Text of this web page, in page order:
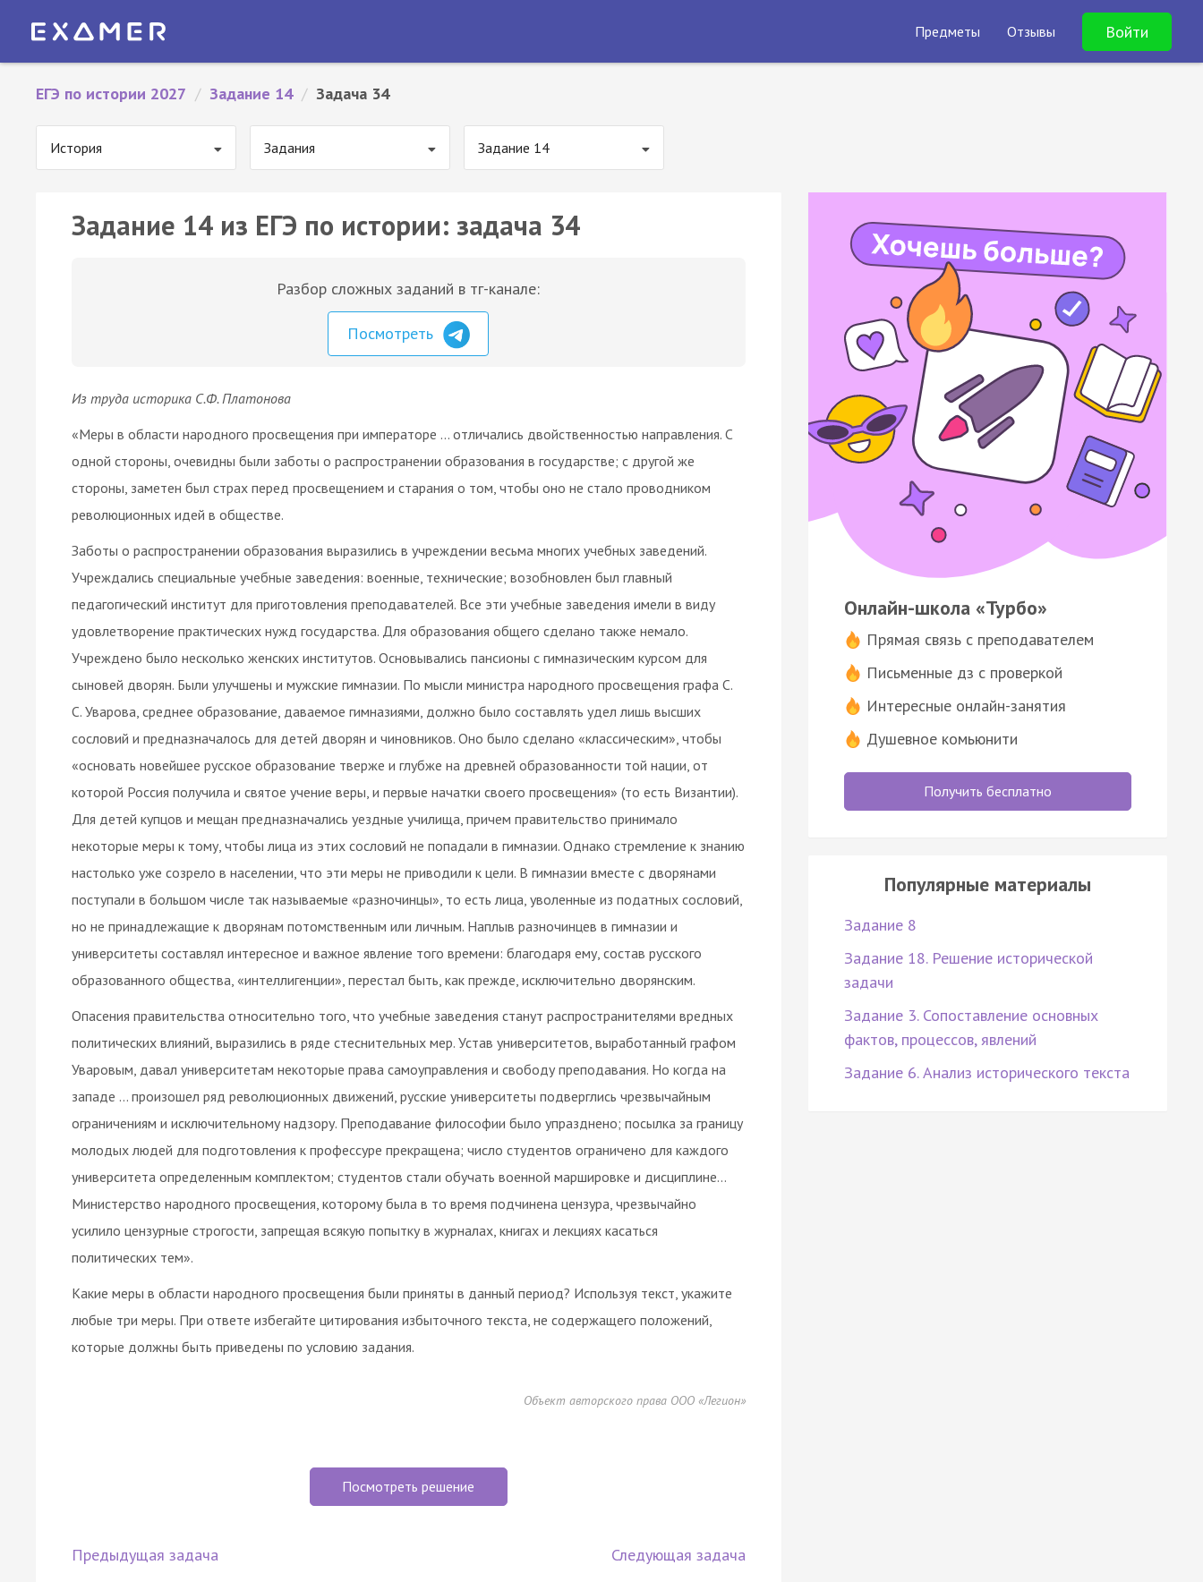
Предметы Отзывы Войти
ЕГЭ по истории 2027 / Задание 14 / Задача 34
История Задания Задание 14
Задание 14 из ЕГЭ по истории: задача 34
Разбор сложных заданий в тг-канале:
Посмотреть
Из труда историка С.Ф. Платонова
«Меры в области народного просвещения при императоре … отличались двойственностью направления. С
одной стороны, очевидны были заботы о распространении образования в государстве; с другой же
стороны, заметен был страх перед просвещением и старания о том, чтобы оно не стало проводником
революционных идей в обществе.
Заботы о распространении образования выразились в учреждении весьма многих учебных заведений.
Учреждались специальные учебные заведения: военные, технические; возобновлен был главный
педагогический институт для приготовления преподавателей. Все эти учебные заведения имели в виду
удовлетворение практических нужд государства. Для образования общего сделано также немало.
Учреждено было несколько женских институтов. Основывались пансионы с гимназическим курсом для
сыновей дворян. Были улучшены и мужские гимназии. По мысли министра народного просвещения графа С.
С. Уварова, среднее образование, даваемое гимназиями, должно было составлять удел лишь высших
сословий и предназначалось для детей дворян и чиновников. Оно было сделано «классическим», чтобы
«основать новейшее русское образование тверже и глубже на древней образованности той нации, от
которой Россия получила и святое учение веры, и первые начатки своего просвещения» (то есть Византии).
Для детей купцов и мещан предназначались уездные училища, причем правительство принимало
некоторые меры к тому, чтобы лица из этих сословий не попадали в гимназии. Однако стремление к знанию
настолько уже созрело в населении, что эти меры не приводили к цели. В гимназии вместе с дворянами
поступали в большом числе так называемые «разночинцы», то есть лица, уволенные из податных сословий,
но не принадлежащие к дворянам потомственным или личным. Наплыв разночинцев в гимназии и
университеты составлял интересное и важное явление того времени: благодаря ему, состав русского
образованного общества, «интеллигенции», перестал быть, как прежде, исключительно дворянским.
Опасения правительства относительно того, что учебные заведения станут распространителями вредных
политических влияний, выразились в ряде стеснительных мер. Устав университетов, выработанный графом
Уваровым, давал университетам некоторые права самоуправления и свободу преподавания. Но когда на
западе … произошел ряд революционных движений, русские университеты подверглись чрезвычайным
ограничениям и исключительному надзору. Преподавание философии было упразднено; посылка за границу
молодых людей для подготовления к профессуре прекращена; число студентов ограничено для каждого
университета определенным комплектом; студентов стали обучать военной маршировке и дисциплине…
Министерство народного просвещения, которому была в то время подчинена цензура, чрезвычайно
усилило цензурные строгости, запрещая всякую попытку в журналах, книгах и лекциях касаться
политических тем».
Какие меры в области народного просвещения были приняты в данный период? Используя текст, укажите
любые три меры. При ответе избегайте цитирования избыточного текста, не содержащего положений,
которые должны быть приведены по условию задания.
Объект авторского права ООО «Легион»
Посмотреть решение
Предыдущая задача Следующая задача
Онлайн-школа «Турбо»
Прямая связь с преподавателем
Письменные дз с проверкой
Интересные онлайн-занятия
Душевное комьюнити
Получить бесплатно
Популярные материалы
Задание 8
Задание 18. Решение исторической
задачи
Задание 3. Сопоставление основных
фактов, процессов, явлений
Задание 6. Анализ исторического текста